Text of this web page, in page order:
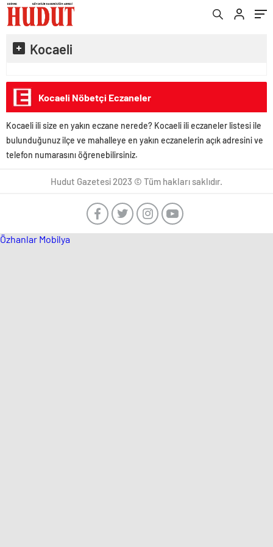
Kocaeli
Kocaeli Nöbetçi Eczaneler
Kocaeli ili size en yakın eczane nerede? Kocaeli ili eczaneler listesi ile
bulunduğunuz ilçe ve mahalleye en yakın eczanelerin açık adresini ve
telefon numarasını öğrenebilirsiniz.
Hudut Gazetesi 2023 © Tüm hakları saklıdır.
Özhanlar Mobilya